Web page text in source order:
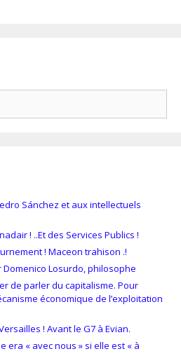
Sánchez et aux intellectuels
! ..Et des Services Publics !
! Maceon trahison .!
Losurdo, philosophe
de parler du capitalisme. Pour
économique de l’exploitation
! Avant le G7 à Evian.
era « avec nous » si elle est « à